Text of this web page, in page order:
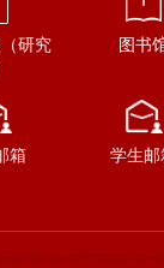
研究
图书
箱 学生邮